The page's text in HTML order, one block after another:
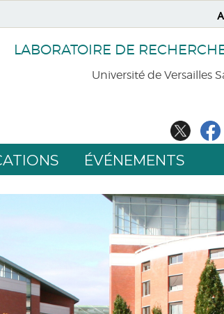
A
LABORATOIRE DE
Université de Versailles
ÉVÉNEMENTS